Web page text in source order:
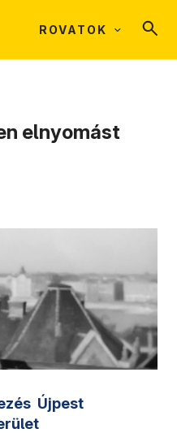
ROVATOK
elnyomást
Újpest